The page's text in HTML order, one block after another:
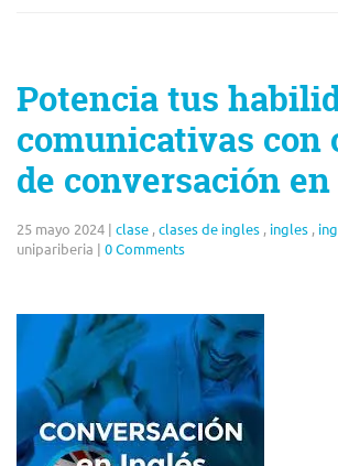
Potencia tus
comunicativas con
de conversación
25 mayo 2024 | clase ,clases de ingles , ingles ,
unipariberia | 0 Comments